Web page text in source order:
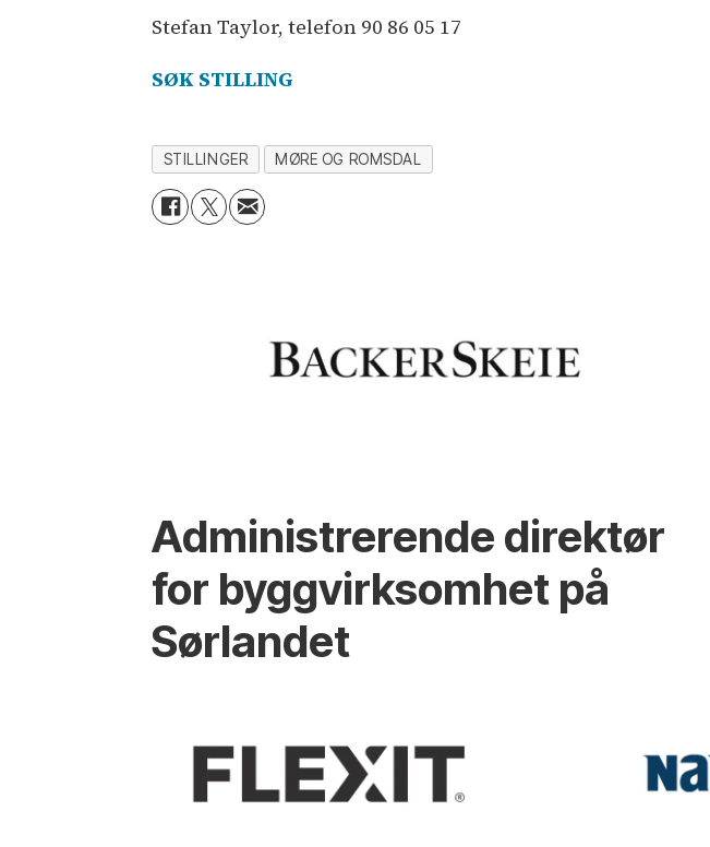
Stefan Taylor, telefon 90 86 05 17
SØK STILLING
STILLINGER MØRE OG ROMSDAL
Administrerende direktør
for byggvirksomhet på
Sørlandet